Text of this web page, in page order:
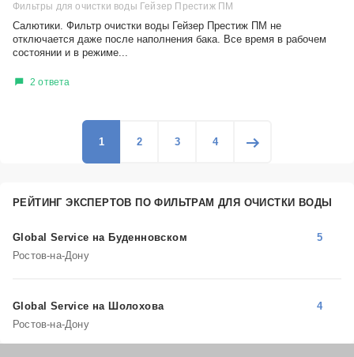
Фильтры для очистки воды Гейзер Престиж ПМ
Салютики. Фильтр очистки воды Гейзер Престиж ПМ не
отключается даже после наполнения бака. Все время в рабочем
состоянии и в режиме...
2 ответа
1 2 3 4
РЕЙТИНГ ЭКСПЕРТОВ ПО ФИЛЬТРАМ ДЛЯ ОЧИСТКИ ВОДЫ
Global Service на Буденновском
Ростов-на-Дону
5
Global Service на Шолохова
Ростов-на-Дону
4